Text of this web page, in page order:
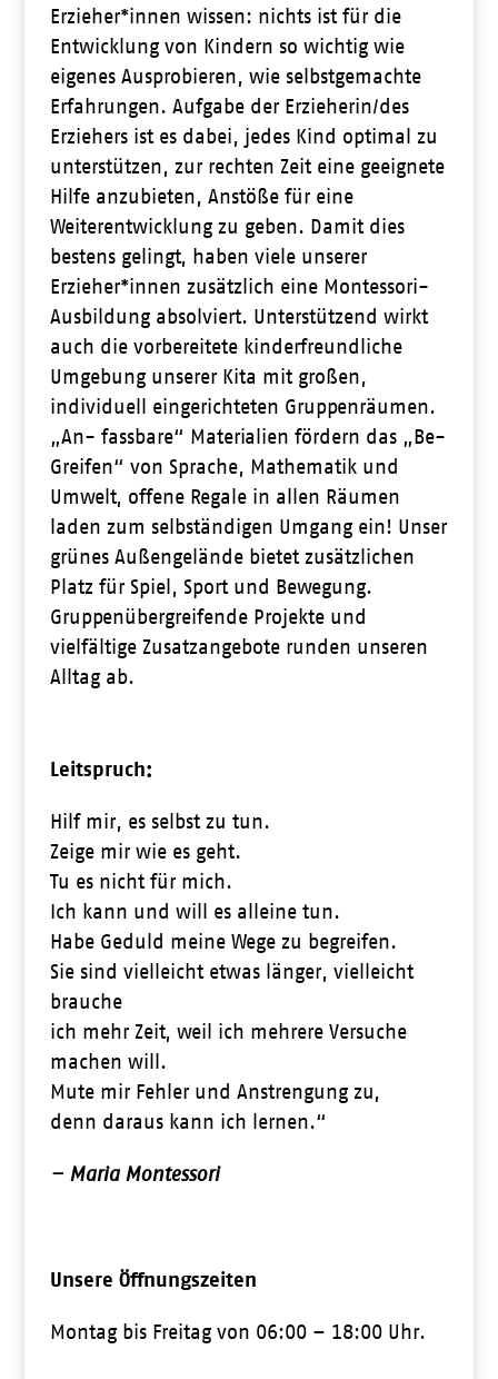
Erzieher*innen wissen: nichts ist für die
Entwicklung von Kindern so wichtig wie
eigenes Ausprobieren, wie selbstgemachte
Erfahrungen. Aufgabe der Erzieherin/des
Erziehers ist es dabei, jedes Kind optimal zu
unterstützen, zur rechten Zeit eine geeignete
Hilfe anzubieten, Anstöße für eine
Weiterentwicklung zu geben. Damit dies
bestens gelingt, haben viele unserer
Erzieher*innen zusätzlich eine Montessori-
Ausbildung absolviert. Unterstützend wirkt
auch die vorbereitete kinderfreundliche
Umgebung unserer Kita mit großen,
individuell eingerichteten Gruppenräumen.
„An- fassbare“ Materialien fördern das „Be-
Greifen“ von Sprache, Mathematik und
Umwelt, offene Regale in allen Räumen
laden zum selbständigen Umgang ein! Unser
grünes Außengelände bietet zusätzlichen
Platz für Spiel, Sport und Bewegung.
Gruppenübergreifende Projekte und
vielfältige Zusatzangebote runden unseren
Alltag ab.
Leitspruch:
Hilf mir, es selbst zu tun.
Zeige mir wie es geht.
Tu es nicht für mich.
Ich kann und will es alleine tun.
Habe Geduld meine Wege zu begreifen.
Sie sind vielleicht etwas länger, vielleicht
brauche
ich mehr Zeit, weil ich mehrere Versuche
machen will.
Mute mir Fehler und Anstrengung zu,
denn daraus kann ich lernen.“
– Maria Montessori
Unsere Öffnungszeiten
Montag bis Freitag von 06:00 – 18:00 Uhr.